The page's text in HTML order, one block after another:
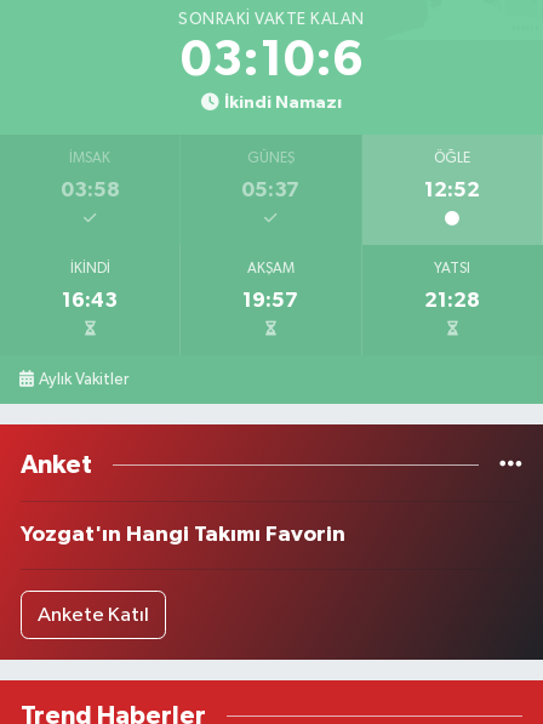
SONRAKI VAKTE KALAN
03:10:6
İkindi Namazı
İMSAK
03:58
GÜNEŞ
05:37
ÖĞLE
12:52
İKINDI
16:43
AKŞAM
19:57
YATSI
21:28
Aylık Vakitler
Anket
Yozgat'ın Hangi Takımı Favorin
Ankete Katıl
Trend Haberler